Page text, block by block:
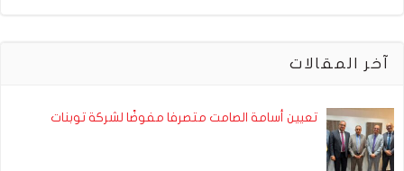
آخر المقالات
تعيين أسامة الصامت متصرفا مفوضًا لشركة توبنات